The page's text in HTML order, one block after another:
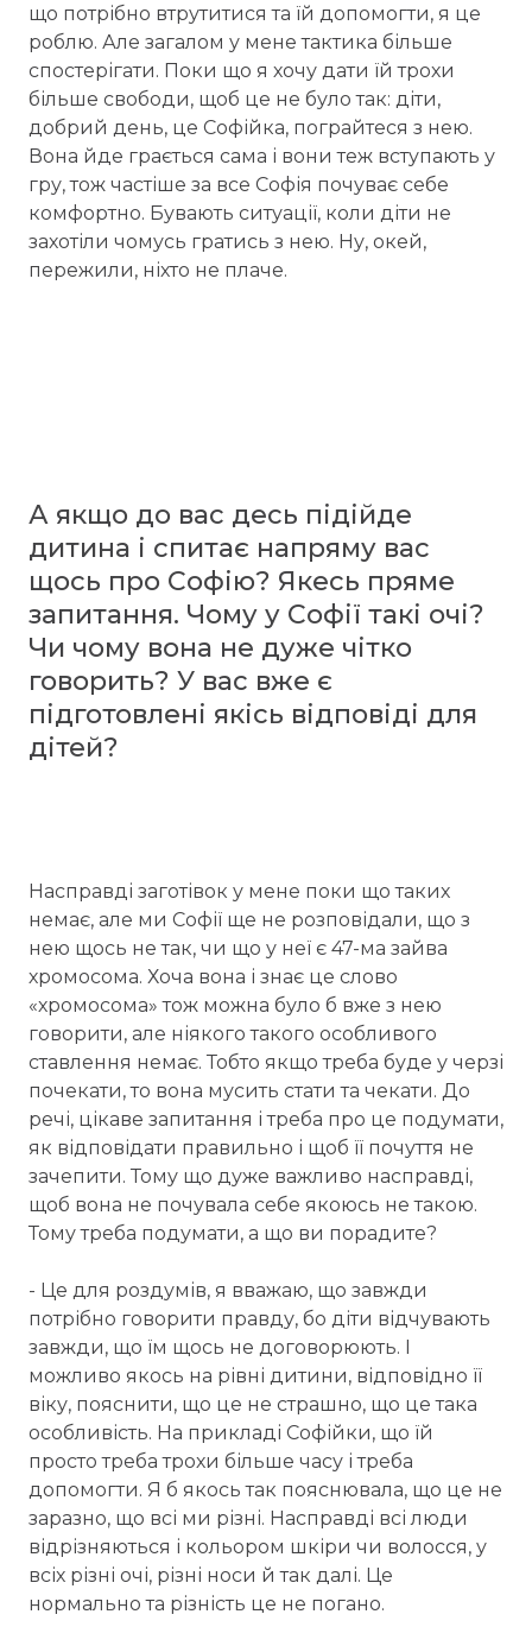
що потрібно втрутитися та їй допомогти, я це
роблю. Але загалом у мене тактика більше
спостерігати. Поки що я хочу дати їй трохи
більше свободи, щоб це не було так: діти,
добрий день, це Софійка, пограйтеся з нею.
Вона йде грається сама і вони теж вступають у
гру, тож частіше за все Софія почуває себе
комфортно. Бувають ситуації, коли діти не
захотіли чомусь гратись з нею. Ну, окей,
пережили, ніхто не плаче.
А якщо до вас десь підійде
дитина і спитає напряму вас
щось про Софію? Якесь пряме
запитання. Чому у Софії такі очі?
Чи чому вона не дуже чітко
говорить? У вас вже є
підготовлені якісь відповіді для
дітей?
Насправді заготівок у мене поки що таких
немає, але ми Софії ще не розповідали, що з
нею щось не так, чи що у неї є 47-ма зайва
хромосома. Хоча вона і знає це слово
«хромосома» тож можна було б вже з нею
говорити, але ніякого такого особливого
ставлення немає. Тобто якщо треба буде у черзі
почекати, то вона мусить стати та чекати. До
речі, цікаве запитання і треба про це подумати,
як відповідати правильно і щоб її почуття не
зачепити. Тому що дуже важливо насправді,
щоб вона не почувала себе якоюсь не такою.
Тому треба подумати, а що ви порадите?
- Це для роздумів, я вважаю, що завжди
потрібно говорити правду, бо діти відчувають
завжди, що їм щось не договорюють. І
можливо якось на рівні дитини, відповідно її
віку, пояснити, що це не страшно, що це така
особливість. На прикладі Софійки, що їй
просто треба трохи більше часу і треба
допомогти. Я б якось так пояснювала, що це не
заразно, що всі ми різні. Насправді всі люди
відрізняються і кольором шкіри чи волосся, у
всіх різні очі, різні носи й так далі. Це
нормально та різність це не погано.